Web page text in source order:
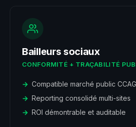
Bailleurs sociaux
CONFORMITÉ + TRAÇABILITÉ
Compatible marché public
Reporting consolidé multi-sites
ROI démontrable et auditable